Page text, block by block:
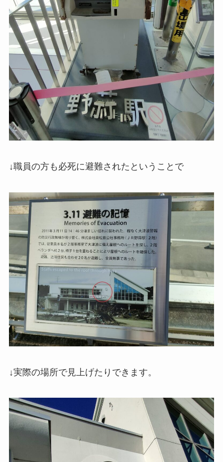
↓職員の方も必死に避難されたということで
↓実際の場所で見上げたりできます。